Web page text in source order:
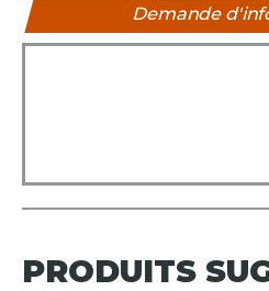
Demande
PRODUITS